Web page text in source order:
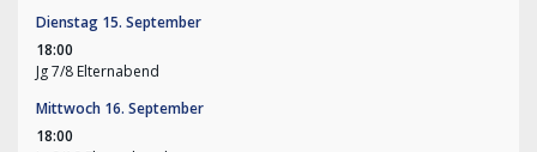
Dienstag 15. September
18:00
Jg 7/8 Elternabend
Mittwoch 16. September
18:00